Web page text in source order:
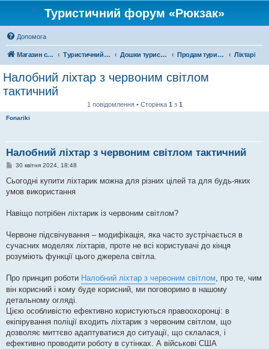
Туристичний форум «Рюкзак»
Допомога
Магазин спорядження Туристичний форум «Рюкзак» Дошки туристичних оголошень Продам туристичне спорядження Ліхтарі
Налобний ліхтар з червоним світлом
тактичний
1 повідомлення • Сторінка 1 з 1
Fonariki
Налобний ліхтар з червоним світлом тактичний
П
д
л
н
я
30 квітня 2024, 18:48
Сьогодні купити ліхтарик можна для різних цілей та для будь-яких
умов використання
Навіщо потрібен ліхтарик із червоним світлом?
Червоне підсвічування – модифікація, яка часто зустрічається в
сучасних моделях ліхтарів, проте не всі користувачі до кінця
розуміють функції цього джерела світла.
Про принцип роботи Налобний ліхтар з червоним світлом, про те, чим
він корисний і кому буде корисний, ми поговоримо в нашому
детальному огляді.
Цією особливістю ефективно користуються правоохоронці: в
екіпірування поліції входить ліхтарик з червоним світлом, що
дозволяє миттєво адаптуватися до ситуації, що склалася, і
ефективно проводити роботу в сутінках. А військові США